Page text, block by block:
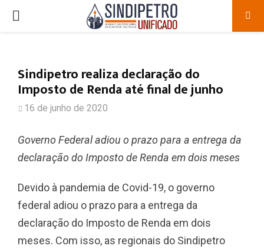
PRIMARY
Sindipetro realiza declaração do
Imposto de Renda até final de junho
16 de junho de 2020
Governo Federal adiou o prazo para a entrega da
declaração do Imposto de Renda em dois meses
Devido à pandemia de Covid-19, o governo
federal adiou o prazo para a entrega da
declaração do Imposto de Renda em dois
meses. Com isso, as regionais do Sindipetro